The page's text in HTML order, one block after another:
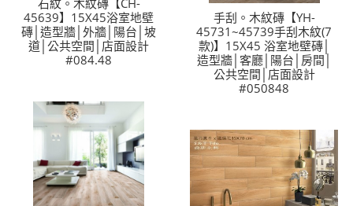
45639】15X45浴室地壁
磚│造型牆│外牆│陽台│坡
道│公共空間│店面設計
#084.48
手刮。木紋磚【YH-
45731~45739手刮木紋(7
款)】15X45 浴室地壁磚│
造型牆│客廳│陽台│房間│
公共空間│店面設計
#050848